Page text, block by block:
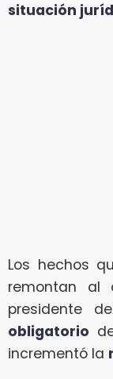
situación
Los hechos
remontan al
presidente
obligatorio
incrementó la